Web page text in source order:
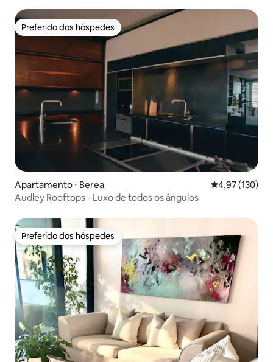
Preferido dos hóspedes
Preferido dos hóspedes
Apartamento ⋅ Berea 4,97 de uma
4,97 (130)
Audley Rooftops - Luxo de todos os ângulos
Preferido dos hóspedes
Preferido dos hóspedes